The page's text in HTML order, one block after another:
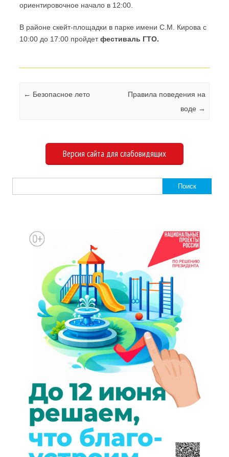
ориентировочное начало в 12:00.
В районе скейт-площадки в парке имени С.М. Кирова с
10:00 до 17:00 пройдетфестиваль ГТО.
Навигация по записям
← Безопасное лето
Правила поведения на
воде →
Версия сайта для слабовидящих